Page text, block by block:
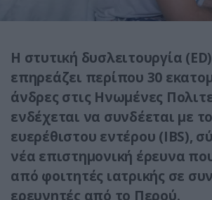
Η στυτική δυσλειτουργία
επηρεάζει περίπου 30
άνδρες στις Ηνωμένες
ενδέχεται να συνδέεται με
ευερέθιστου εντέρου (IBS),
νέα επιστημονική έρευνα
από φοιτητές ιατρικής σε
ερευνητές από το Περού.